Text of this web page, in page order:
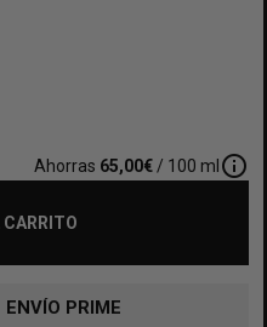
Ahorras 65,00€ / 100 mlinfo_outline
ENVÍO PRIME